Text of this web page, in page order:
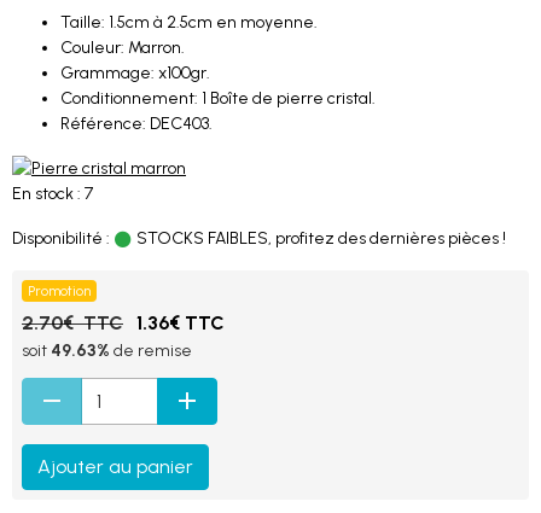
Taille: 1.5cm à 2.5cm en moyenne.
Couleur: Marron.
Grammage: x100gr.
Conditionnement: 1 Boîte de pierre cristal.
Référence: DEC403.
En stock : 7
Disponibilité : STOCKS FAIBLES, profitez des dernières pièces !
Promotion
2.70€ TTC 1.36€ TTC
soit 49.63% de remise
Ajouter au panier